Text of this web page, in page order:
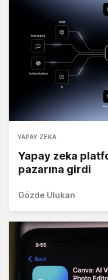
YAPAY ZEKA
Yapay zeka
pazarına girdi
Gözde Ulukan